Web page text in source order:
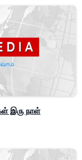
இரு நாள்